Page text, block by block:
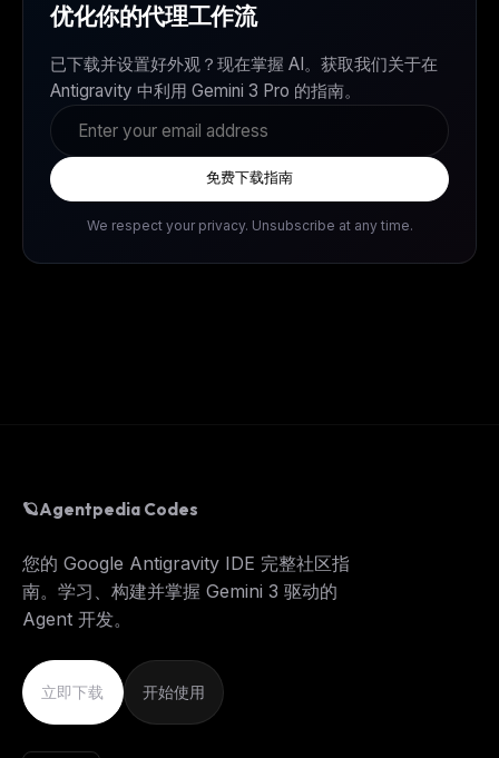
优化你的代理工作流
已下载并设置好外观？现在掌握 AI。获取我们关于在
Antigravity 中利用 Gemini 3 Pro 的指南。
免费下载指南
We respect your privacy. Unsubscribe at any time.
🪐Agentpedia Codes
您的 Google Antigravity IDE 完整社区指
南。学习、构建并掌握 Gemini 3 驱动的
Agent 开发。
立即下载 开始使用